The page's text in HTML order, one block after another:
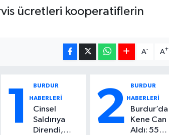
ücretleri kooperatiflerin
A- A+
1 BURDUR
HABERLERİ
Cinsel
Saldırıya
Direndi,
2 BURDUR
HABERLERİ
Burdur’da
Kene Can
Aldı: 55